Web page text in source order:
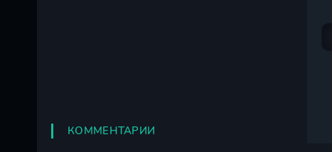
КОММЕНТАРИИ